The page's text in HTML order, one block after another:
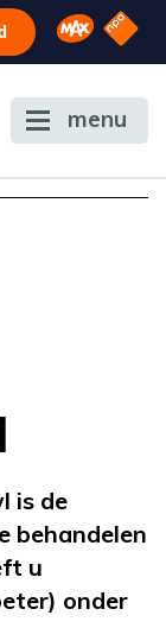
Omroep
NPO
menu
is de
behandelen
u
onder